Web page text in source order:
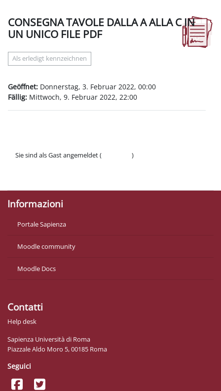
CONSEGNA TAVOLE DALLA A ALLA C IN
UN UNICO FILE PDF
Als erledigt kennzeichnen
Geöffnet: Donnerstag, 3. Februar 2022, 00:00
Fällig: Mittwoch, 9. Februar 2022, 22:00
Sie sind als Gast angemeldet (
)
Informazioni
Portale Sapienza
Moodle community
Moodle Docs
Contatti
Help desk
Sapienza Università di Roma
Piazzale Aldo Moro 5, 00185 Roma
Seguici